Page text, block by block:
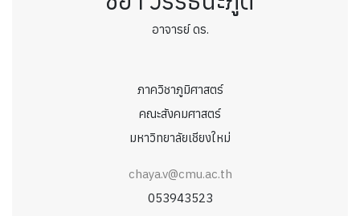
อาจารย์ ดร.
ภาควิชาภูมิศาสตร์
คณะสังคมศาสตร์
มหาวิทยาลัยเชียงใหม่
chaya.v@cmu.ac.th
053943523